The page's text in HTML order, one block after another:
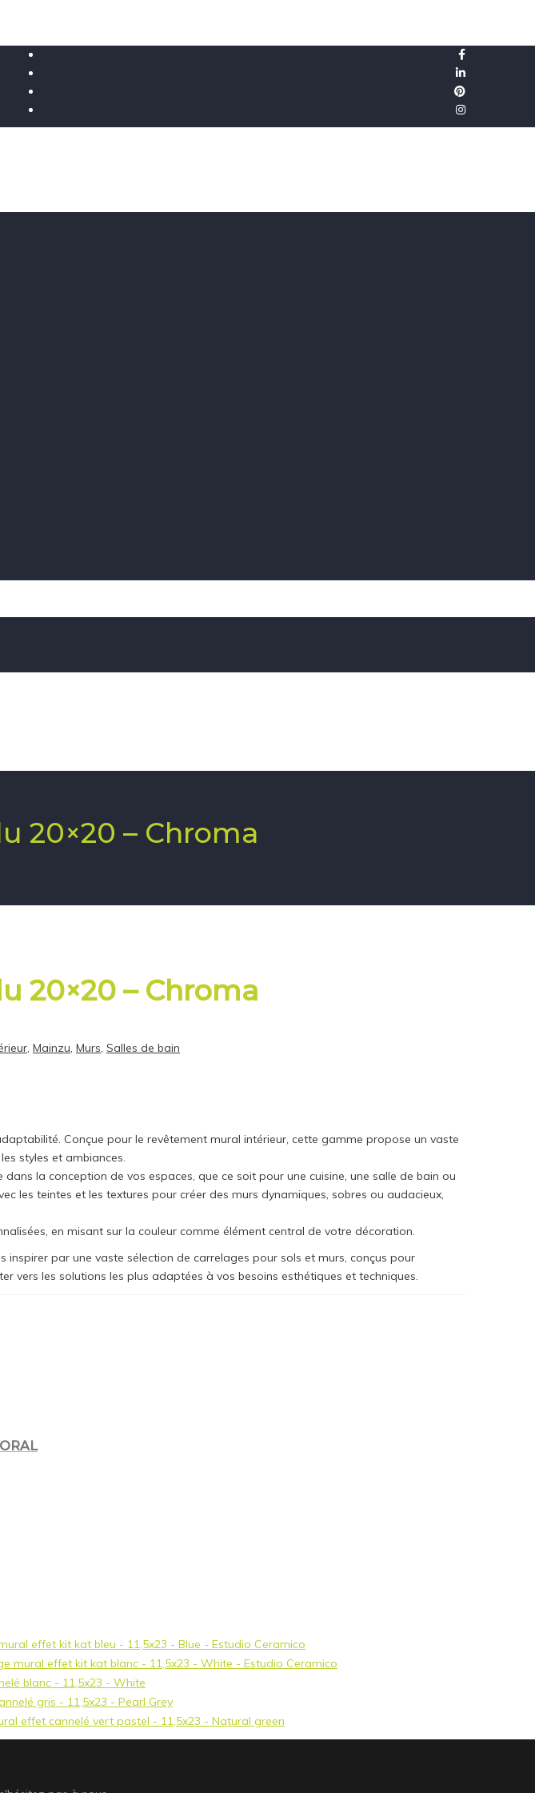
20×20 – Chroma
20×20 – Chroma
, Mainzu, Murs, Salles de bain
Conçue pour le revêtement mural intérieur, cette gamme propose un vaste
styles et ambiances.
la conception de vos espaces, que ce soit pour une cuisine, une salle de bain ou
les teintes et les textures pour créer des murs dynamiques, sobres ou audacieux,
en misant sur la couleur comme élément central de votre décoration.
inspirer par une vaste sélection de carrelages pour sols et murs, conçus pour
vers les solutions les plus adaptées à vos besoins esthétiques et techniques.
effet kit kat bleu - 11,5x23 - Blue - Estudio Ceramico
mural effet kit kat blanc - 11,5x23 - White - Estudio Ceramico
blanc - 11,5x23 - White
gris - 11,5x23 - Pearl Grey
effet cannelé vert pastel - 11,5x23 - Natural green